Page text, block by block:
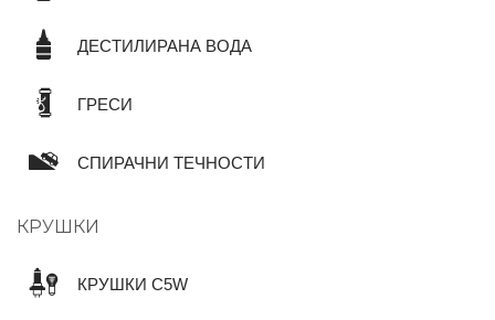
ДЕСТИЛИРАНА ВОДА
ГРЕСИ
СПИРАЧНИ ТЕЧНОСТИ
КРУШКИ
КРУШКИ C5W